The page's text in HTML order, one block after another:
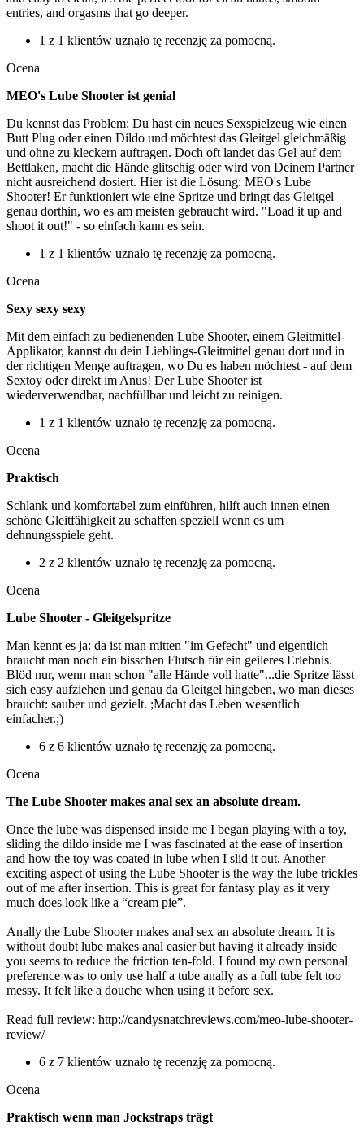
entries, and orgasms that go deeper.
1 z 1 klientów uznało tę recenzję za pomocną.
Ocena
MEO's Lube Shooter ist genial
Du kennst das Problem: Du hast ein neues Sexspielzeug wie einen
Butt Plug oder einen Dildo und möchtest das Gleitgel gleichmäßig
und ohne zu kleckern auftragen. Doch oft landet das Gel auf dem
Bettlaken, macht die Hände glitschig oder wird von Deinem Partner
nicht ausreichend dosiert. Hier ist die Lösung: MEO's Lube
Shooter! Er funktioniert wie eine Spritze und bringt das Gleitgel
genau dorthin, wo es am meisten gebraucht wird. "Load it up and
shoot it out!" - so einfach kann es sein.
1 z 1 klientów uznało tę recenzję za pomocną.
Ocena
Sexy sexy sexy
Mit dem einfach zu bedienenden Lube Shooter, einem Gleitmittel-
Applikator, kannst du dein Lieblings-Gleitmittel genau dort und in
der richtigen Menge auftragen, wo Du es haben möchtest - auf dem
Sextoy oder direkt im Anus! Der Lube Shooter ist
wiederverwendbar, nachfüllbar und leicht zu reinigen.
1 z 1 klientów uznało tę recenzję za pomocną.
Ocena
Praktisch
Schlank und komfortabel zum einführen, hilft auch innen einen
schöne Gleitfähigkeit zu schaffen speziell wenn es um
dehnungsspiele geht.
2 z 2 klientów uznało tę recenzję za pomocną.
Ocena
Lube Shooter - Gleitgelspritze
Man kennt es ja: da ist man mitten "im Gefecht" und eigentlich
braucht man noch ein bisschen Flutsch für ein geileres Erlebnis.
Blöd nur, wenn man schon "alle Hände voll hatte"...die Spritze lässt
sich easy aufziehen und genau da Gleitgel hingeben, wo man dieses
braucht: sauber und gezielt. ;Macht das Leben wesentlich
einfacher.;)
6 z 6 klientów uznało tę recenzję za pomocną.
Ocena
The Lube Shooter makes anal sex an absolute dream.
Once the lube was dispensed inside me I began playing with a toy,
sliding the dildo inside me I was fascinated at the ease of insertion
and how the toy was coated in lube when I slid it out. Another
exciting aspect of using the Lube Shooter is the way the lube trickles
out of me after insertion. This is great for fantasy play as it very
much does look like a “cream pie”.
Anally the Lube Shooter makes anal sex an absolute dream. It is
without doubt lube makes anal easier but having it already inside
you seems to reduce the friction ten-fold. I found my own personal
preference was to only use half a tube anally as a full tube felt too
messy. It felt like a douche when using it before sex.
Read full review: http://candysnatchreviews.com/meo-lube-shooter-
review/
6 z 7 klientów uznało tę recenzję za pomocną.
Ocena
Praktisch wenn man Jockstraps trägt